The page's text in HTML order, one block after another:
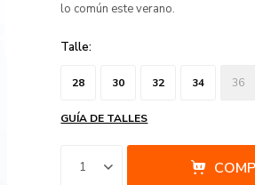
lo común este verano.
Talle:
28 30 32 34 36
GUÍA DE TALLES
1